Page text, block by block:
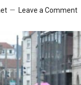
Leave a Comment